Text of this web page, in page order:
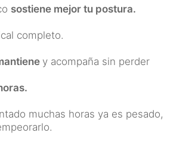
sostiene mejor tu postura.
completo.
y acompaña sin perder
muchas horas ya es pesado,